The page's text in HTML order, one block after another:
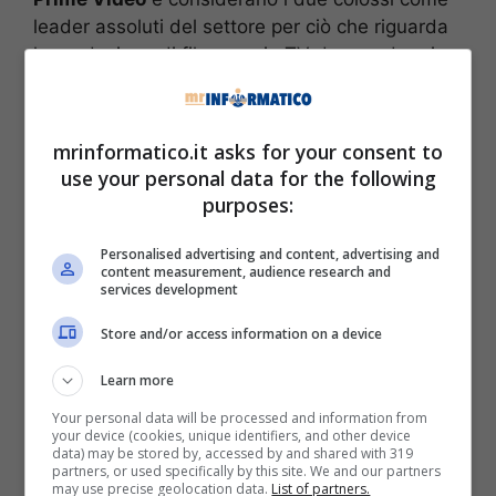
leader assoluti del settore per ciò che riguarda
la produzione di film e serie TV da guardare in
streaming. A quanto pare c’è una terza realtà
che domina, come conferma la
poco tenuta.
Pochi premi e riconoscimenti per Netflix e Prime Video agli
Emmy Awards – Foto Ansa – mrinformatico.it
mrinformatico.it asks for your consent to
use your personal data for the following
purposes:
Personalised advertising and content, advertising and
content measurement, audience research and
services development
Store and/or access information on a device
Learn more
Your personal data will be processed and information from
your device (cookies, unique identifiers, and other device
data) may be stored by, accessed by and shared with 319
partners, or used specifically by this site. We and our partners
may use precise geolocation data. List of partners.